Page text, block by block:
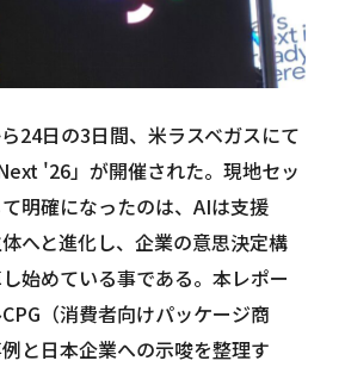
EN
JP
24日の3日間、米ラスベガスにて
'26」が開催された。現地セッ
明確になったのは、AIは支援
へと進化し、企業の意思決定構
始めている事である。本レポー
（消費者向けパッケージ商
と日本企業への示唆を整理す